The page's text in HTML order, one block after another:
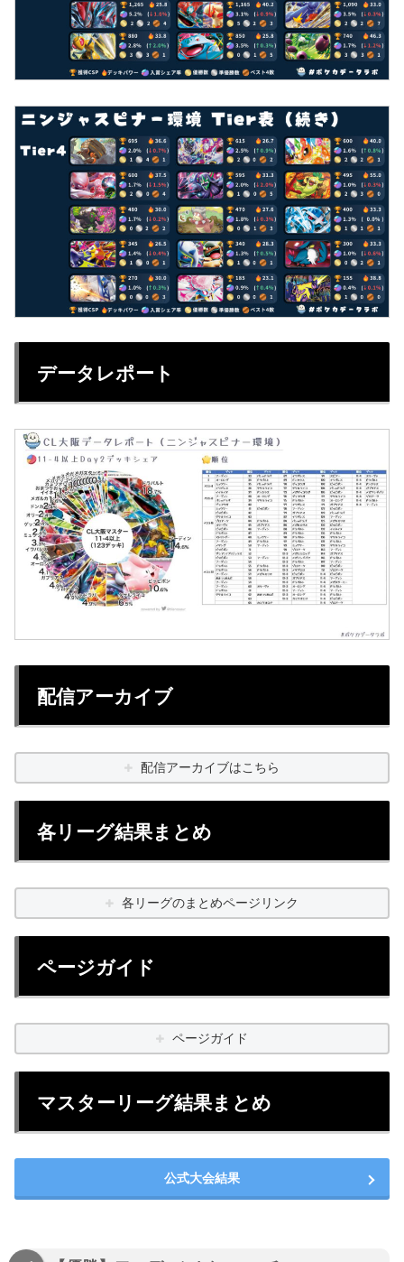
データレポート
配信アーカイブ
配信アーカイブはこちら
各リーグ結果まとめ
各リーグのまとめページリンク
ページガイド
ページガイド
マスターリーグ結果まとめ
公式大会結果